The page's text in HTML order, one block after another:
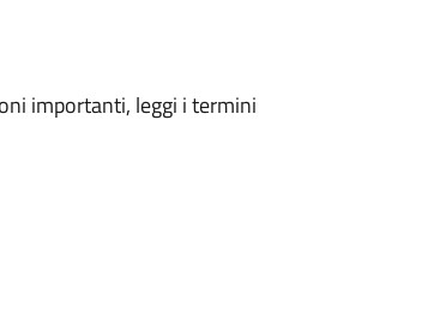
importanti, leggi i termini